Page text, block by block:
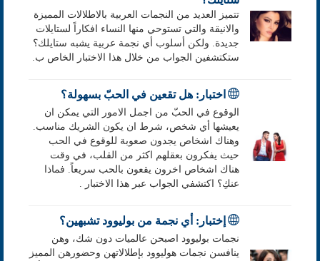
تتميز العديد من النجمات العربية بالاطلالات المميزة
والانيقة والتي تستوحي منها النساء افكاراً لستايلات
جديدة. ولكن أسلوب أي نجمة عربية يشبه ستايلك؟
ستكتشفين الجواب من خلال هذا الاختبار الخاص ب.
اختبار: هل تقعين في الحبّ بسهولة؟
الوقوع في الحبّ من اجمل الامور التي يمكن ان
يعيشها أي شخص، شرط ان يكون الشريك مناسب.
وهناك اشخاص يجدون صعوبة للوقوع في الحب
حيث يفكرون بعقلهم اكثر من القلب، في وقت
هناك اشخاص اخرون يقعون بالحب سريعاً. فماذا
عنكِ؟ اكتشفي الجواب عبر هذا الاختبار .
إختبار: أي نجمة من بوليوود تشبهين؟
نجمات بوليوود اصبحن عالميات دون شك، وهن
ينافسن نجمات هوليوود بإطلالاتهن وحضورهن المميز